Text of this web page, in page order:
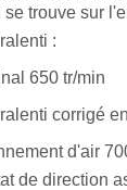
trouve sur
:
650 tr/min
corrigé
d'air
de direction